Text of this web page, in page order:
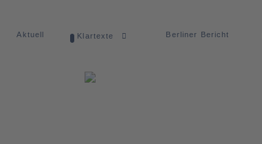
Aktuell Klartexte Berliner Bericht